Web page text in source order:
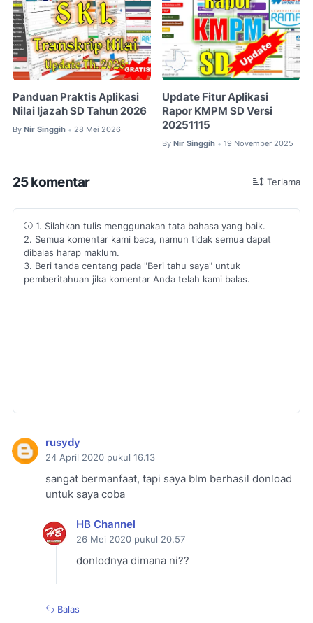
Panduan Praktis Aplikasi
Nilai Ijazah SD Tahun 2026
By Nir Singgih • 28 Mei 2026
Update Fitur Aplikasi
Rapor KMPM SD Versi
20251115
By Nir Singgih • 19 November 2025
25 komentar Terlama
1. Silahkan tulis menggunakan tata bahasa yang baik.
2. Semua komentar kami baca, namun tidak semua dapat
dibalas harap maklum.
3. Beri tanda centang pada "Beri tahu saya" untuk
pemberitahuan jika komentar Anda telah kami balas.
rusydy
24 April 2020 pukul 16.13
sangat bermanfaat, tapi saya blm berhasil donload
untuk saya coba
HB Channel
26 Mei 2020 pukul 20.57
donlodnya dimana ni??
Balas